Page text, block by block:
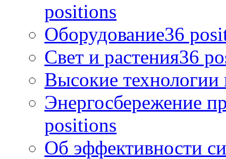
positions
Оборудование36
Свет и растения36
Высокие технологии
Энергосбережение
positions
Об эффективности